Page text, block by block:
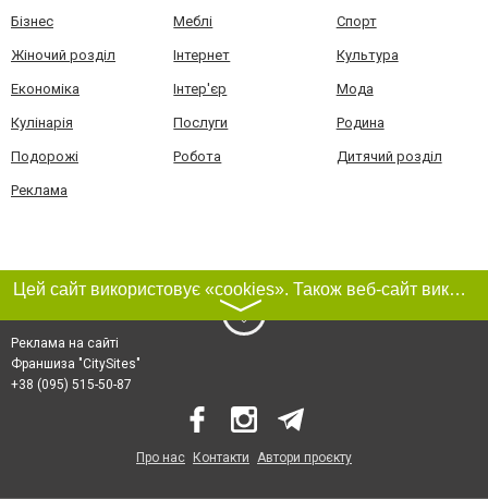
Бізнес Меблі Спорт
Жіночий розділ Інтернет Культура
Економіка Інтер'єр Мода
Кулінарія Послуги Родина
Подорожі Робота Дитячий розділ
Реклама
Цей сайт використовує «cookies». Також веб-сайт використовує інтернет-сервіс для збору технічних даних стосовно відвідувачів з метою отримання маркетингової та статистичної інформації. Умови обробки даних відвідувачів сайту див.
〉
Реклама на сайті
Франшиза "CitySites"
+38 (095) 515-50-87
Про нас Контакти Автори проєкту